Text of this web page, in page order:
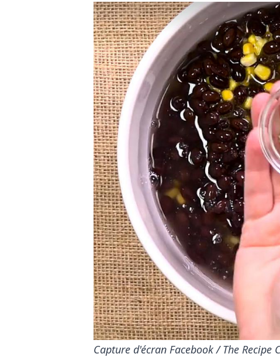
Capture d'écran Facebook / The Recipe